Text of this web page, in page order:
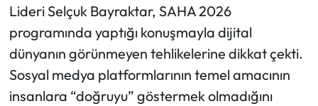
Lideri Selçuk Bayraktar, SAHA 2026
programında yaptığı konuşmayla dijital
dünyanın görünmeyen tehlikelerine dikkat çekti.
Sosyal medya platformlarının temel amacının
insanlara “doğruyu” göstermek olmadığını
ASTROLOJİ
Spor Yazıları
Mektup Galeri